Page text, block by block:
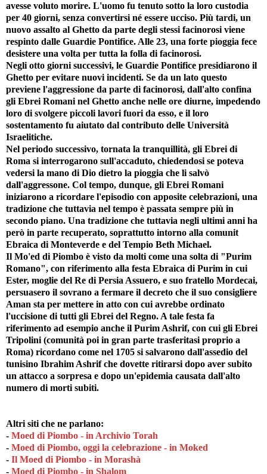
avesse voluto morire. L'uomo fu tenuto sotto la loro custodia
per 40 giorni, senza convertirsi né essere ucciso. Più tardi, un
nuovo assalto al Ghetto da parte degli stessi facinorosi viene
respinto dalle Guardie Pontifice. Alle 23, una forte pioggia fece
desistere una volta per tutta la folla di facinorosi.
Negli otto giorni successivi, le Guardie Pontifice presidiarono il
Ghetto per evitare nuovi incidenti. Se da un lato questo
previene l'aggressione da parte di facinorosi, dall'alto confina
gli Ebrei Romani nel Ghetto anche nelle ore diurne, impedendo
loro di svolgere piccoli lavori fuori da esso, e il loro
sostentamento fu aiutato dal contributo delle Università
Israelitiche.
Nel periodo successivo, tornata la tranquillità, gli Ebrei di
Roma si interrogarono sull'accaduto, chiedendosi se poteva
vedersi la mano di Dio dietro la pioggia che li salvò
dall'aggressone. Col tempo, dunque, gli Ebrei Romani
iniziarono a ricordare l'episodio con apposite celebrazioni, una
tradizione che tuttavia nel tempo è passata sempre più in
secondo piano. Una tradizione che tuttavia negli ultimi anni ha
però in parte recuperato, soprattutto intorno alla comunit
Ebraica di Monteverde e del Tempio Beth Michael.
Il Mo'ed di Piombo è visto da molti come una solta di "Purim
Romano", con riferimento alla festa Ebraica di Purim in cui
Ester, moglie del Re di Persia Assuero, e suo fratello Mordecai,
persuasero il sovrano a fermare il decreto che il suo consigliere
Aman sta per mettere in atto con cui avrebbe ordinato
l'uccisione di tutti gli Ebrei del Regno. A tale festa fa
riferimento ad esempio anche il Purim Ashrif, con cui gli Ebrei
Tripolini (comunità poi in gran parte trasferitasi proprio a
Roma) ricordano come nel 1705 si salvarono dall'assedio del
tunisino Ibrahim Ashrif che dovette ritirarsi dopo aver subito
un attacco a sorpresa e dopo un'epidemia causata dall'alto
numero di morti subiti.
Altri siti che ne parlano:
- Moed di Piombo - in Archivio Torah
- Moed di Piombo, oggi la celebrazione - in Moked
- Il Moed di Piombo - in Morashà
- Moed di Piombo - in Shalom